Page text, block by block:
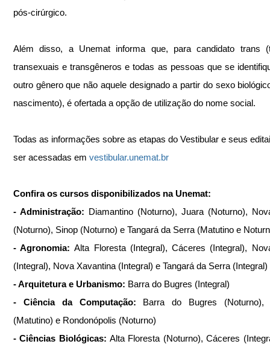
pós-cirúrgico.
Além disso, a Unemat informa que, para candidato trans
transexuais e transgêneros e todas as pessoas que se
outro gênero que não aquele designado a partir do sexo
nascimento), é ofertada a opção de utilização do nome social.
Todas as informações sobre as etapas do Vestibular e seus
ser acessadas em vestibular.unemat.br
Confira os cursos disponibilizados na Unemat:
- Administração: Diamantino (Noturno), Juara (Noturno),
(Noturno), Sinop (Noturno) e Tangará da Serra (Matutino e
- Agronomia: Alta Floresta (Integral), Cáceres (Integral),
(Integral), Nova Xavantina (Integral) e Tangará da Serra (Integral)
- Arquitetura e Urbanismo: Barra do Bugres (Integral)
- Ciência da Computação: Barra do Bugres (Noturno),
(Matutino) e Rondonópolis (Noturno)
- Ciências Biológicas: Alta Floresta (Noturno), Cáceres